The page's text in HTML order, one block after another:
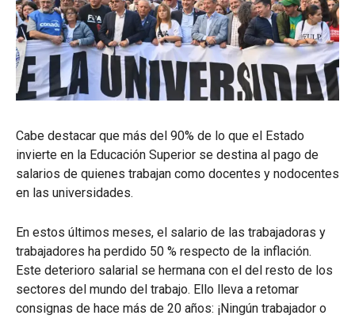
Cabe destacar que más del 90% de lo que el Estado
invierte en la Educación Superior se destina al pago de
salarios de quienes trabajan como docentes y nodocentes
en las universidades.
En estos últimos meses, el salario de las trabajadoras y
trabajadores ha perdido 50 % respecto de la inflación.
Este deterioro salarial se hermana con el del resto de los
sectores del mundo del trabajo. Ello lleva a retomar
consignas de hace más de 20 años: ¡Ningún trabajador o